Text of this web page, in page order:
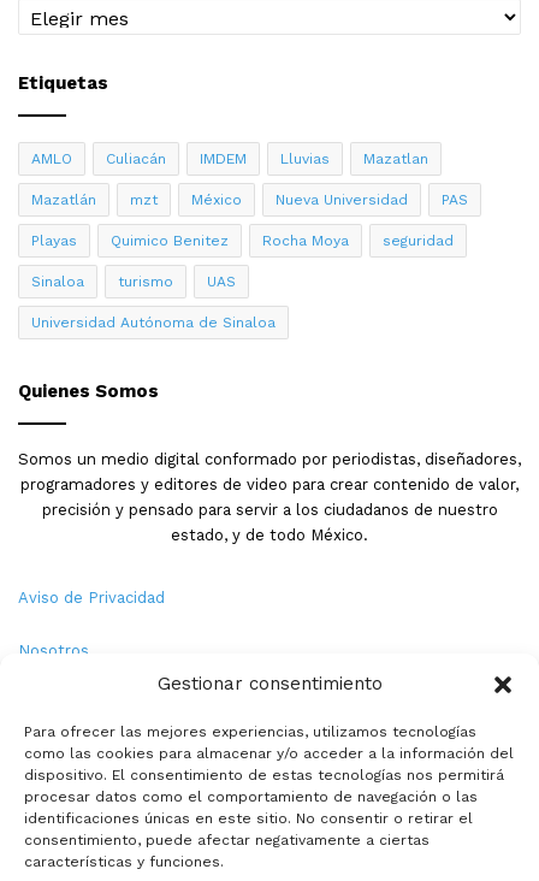
Gestionar consentimiento
Para ofrecer las mejores experiencias, utilizamos tecnologías
como las cookies para almacenar y/o acceder a la información del
dispositivo. El consentimiento de estas tecnologías nos permitirá
procesar datos como el comportamiento de navegación o las
identificaciones únicas en este sitio. No consentir o retirar el
consentimiento, puede afectar negativamente a ciertas
características y funciones.
Archivo
Etiquetas
AMLO Culiacán IMDEM Lluvias Mazatlan
Mazatlán mzt México Nueva Universidad PAS
Playas Quimico Benitez Rocha Moya seguridad
Sinaloa turismo UAS
Universidad Autónoma de Sinaloa
Quienes Somos
Somos un medio digital conformado por periodistas, diseñadores,
programadores y editores de video para crear contenido de valor,
precisión y pensado para servir a los ciudadanos de nuestro
estado, y de todo México.
Aviso de Privacidad
Nosotros
Política de Cookies
Contacto